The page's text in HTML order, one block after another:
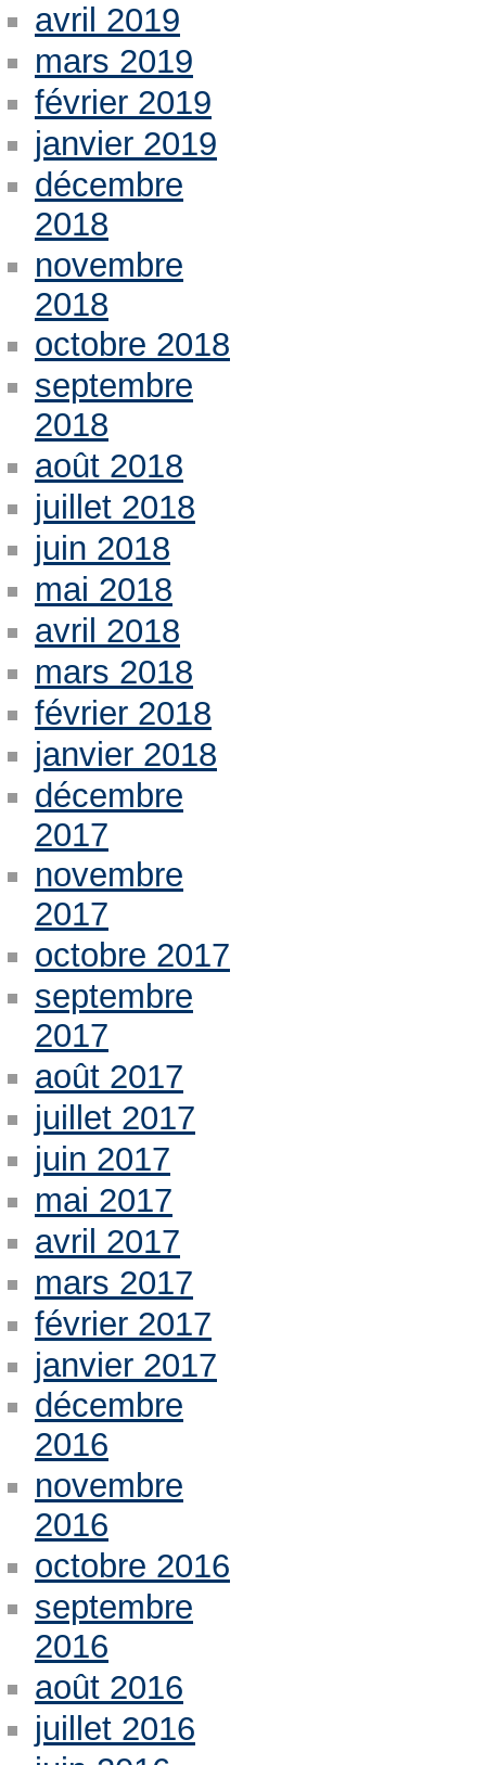
avril 2019
mars 2019
février 2019
janvier 2019
décembre
2018
novembre
2018
octobre 2018
septembre
2018
août 2018
juillet 2018
juin 2018
mai 2018
avril 2018
mars 2018
février 2018
janvier 2018
décembre
2017
novembre
2017
octobre 2017
septembre
2017
août 2017
juillet 2017
juin 2017
mai 2017
avril 2017
mars 2017
février 2017
janvier 2017
décembre
2016
novembre
2016
octobre 2016
septembre
2016
août 2016
juillet 2016